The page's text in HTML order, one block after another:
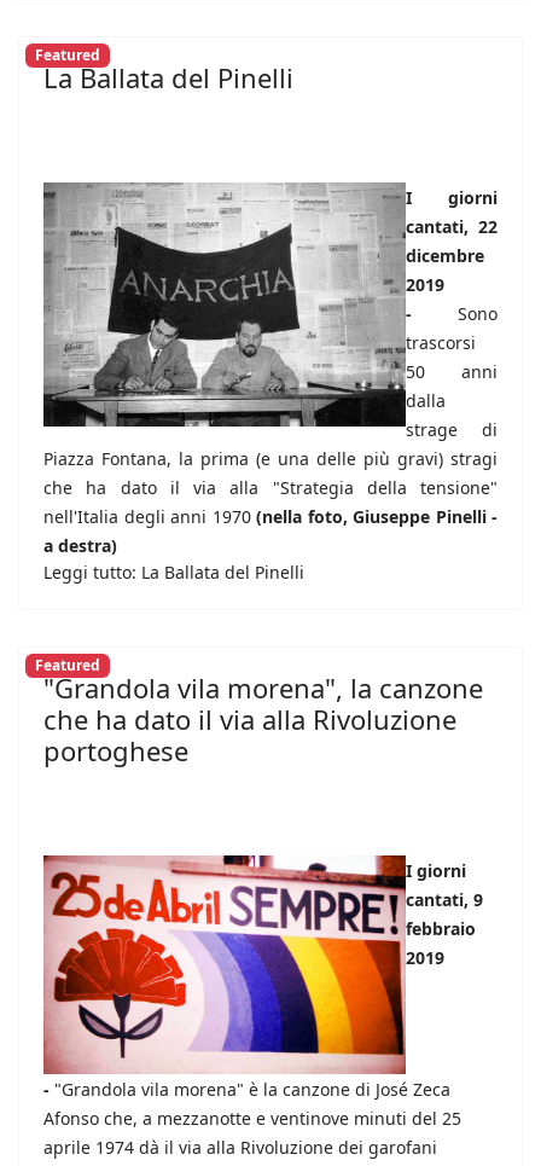
Featured
La Ballata del Pinelli
I giorni
cantati, 22
dicembre
2019
- Sono
trascorsi
50 anni
dalla
strage di
Piazza Fontana, la prima (e una delle più gravi) stragi
che ha dato il via alla "Strategia della tensione"
nell'Italia degli anni 1970 (nella foto, Giuseppe Pinelli -
a destra)
Leggi tutto: La Ballata del Pinelli
Featured
"Grandola vila morena", la canzone
che ha dato il via alla Rivoluzione
portoghese
I giorni
cantati, 9
febbraio
2019
- "Grandola vila morena" è la canzone di José Zeca
Afonso che, a mezzanotte e ventinove minuti del 25
aprile 1974 dà il via alla Rivoluzione dei garofani